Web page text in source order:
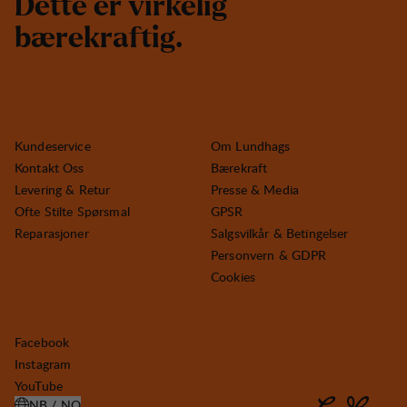
Dette er virkelig
bærekraftig.
Kundeservice
Kontakt Oss
Levering & Retur
Ofte Stilte Spørsmal
Reparasjoner
Om Lundhags
Bærekraft
Presse & Media
GPSR
Salgsvilkår & Betingelser
Personvern & GDPR
Cookies
Facebook
Instagram
YouTube